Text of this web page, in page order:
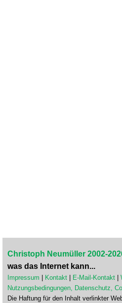
Christoph Neumüller 2002-
was das Internet kann...
Impressum Kontakt E-Mail-Kontakt
Nutzungsbedingungen, Datenschutz,
Die Haftung für den Inhalt verlinkter